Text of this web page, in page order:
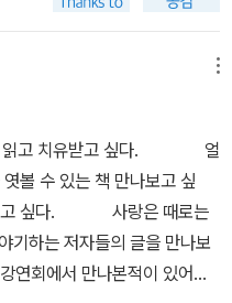
그러나 사랑하는 사이라면 그
그다음 이어지는 수많은 날도,
은 '무진무진 깊은 광맥'이라
렇다 영원히 변치 않는 것은
러 가지 이유로 사랑은 어려워
, 궁합이 맞지 않다고 헤어짐
은 '당신 사랑이 어려워지
것이 혹은 당신이 나를 사랑
껐 내 사랑이 이 정도라니. 시
결정하는 것은 바로 그들의 성
살 것인지 감독으로서도 살 것
신은 어떤 선택을 할 것인
자면 정원사의 그것과 닮았
대로 가꾼다. 그러나 사람들은
으로 모든 것을 바꾸고 있다.
있는 사람보다 더 가까이 존재
이 되기를 바라는 유혹에 빠
따라서 더 큰 즐거움을 얻는
었다고 생각하는순간 우리는
늙음을 나타내는 말임을 그러
까?소설가로 더유명한 백영
법을 보면 알수 있지 않을까?
이 되어서 시간을 맞이하길 바
취미도, 특기도 없다. 나는 매
만 벌고 있다. 어쩌다가 이렇
간이었나? 처음엔 물이 뜨겁
지만 어느 순간, 내가 끓는 물
다. 아무리 발버둥 쳐도 현재
<조용한 절망 속에 스물아홉
격한 공감을 끌었던 문구들.
던... 이 노래를 들으면 가을
이 묻어나는 듯하다. 그리고 연
기고 싶은 애잔한 느낌이 든
느 누구나 가을엔 시적 감흥이
권의 시집이나 시인의 에세
정한 작가의 작품은 하나같
뜻이다. 멀리 있어도 헤어지
상징성이 아닐까? 여전히 작
들에게 편지를 쓰듯 이 글을
라도 한바탕 실컷 울고나면
볼 수 있는 책 만나보고 싶
기하는 저자들의 글을 만나보
에서 만나본적이 있어서